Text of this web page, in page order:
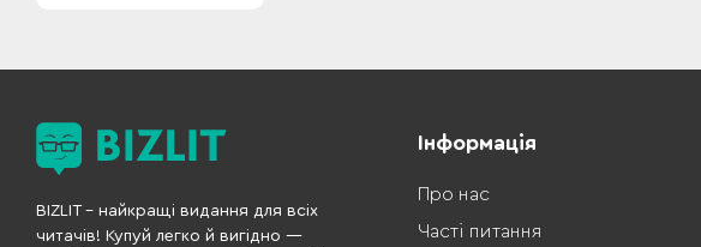
BIZLIT – найкращі видання для всіх
читачів! Купуй легко й вигідно —
Інформація
Про нас
Часті питання